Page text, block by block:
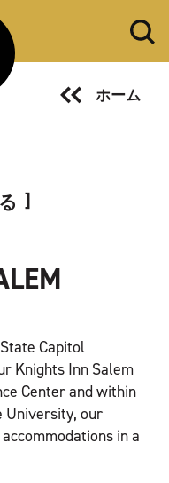
ホーム
Capitol
Knights Inn Salem
Center and within
University, our
in a